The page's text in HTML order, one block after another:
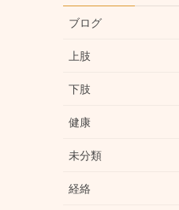
ブログ
上肢
下肢
健康
未分類
経絡